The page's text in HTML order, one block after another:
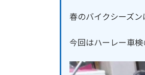
春のバイクシーズン
今回はハーレー車